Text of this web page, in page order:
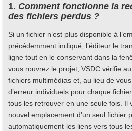
1. Comment fonctionne la
des fichiers perdus ?
Si un fichier n’est plus disponible à
précédemment indiqué, l’éditeur le
ligne tout en le conservant dans la
vous rouvrez le projet, VSDC vérifie
fichiers multimédias et, au lieu de
d’erreur individuels pour chaque
tous les retrouver en une seule fois. Il
nouvel emplacement d’un seul fichier
automatiquement les liens vers tous